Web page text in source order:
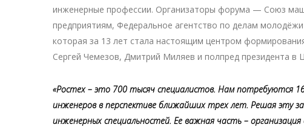
инженерные профессии. Организаторы форума — Союз
предприятиям, Федеральное агентство по делам
которая за 13 лет стала настоящим центром
Сергей Чемезов, Дмитрий Миляев и полпред президента
«Ростех – это 700 тысяч специалистов. Нам потребуются
инженеров в перспективе ближайших трех лет. Решая эту
инженерных специальностей. Ее важная часть –